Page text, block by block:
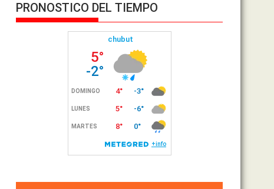
PRONOSTICO DEL TIEMPO